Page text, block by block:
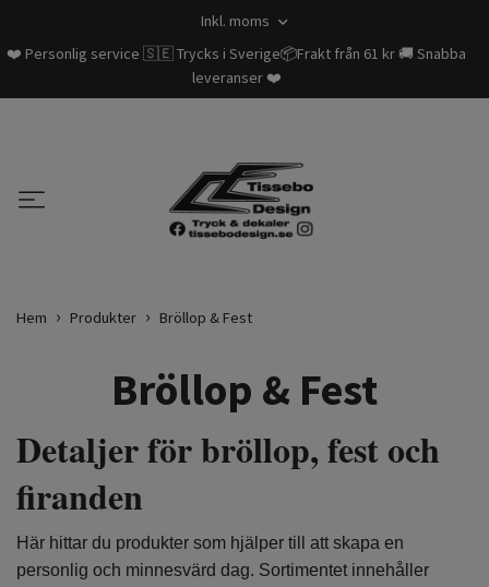
Inkl. moms
❤️ Personlig service 🇸🇪 Trycks i Sverige📦Frakt från 61 kr 🚚 Snabba
leveranser ❤️
Hem Produkter Bröllop & Fest
Bröllop & Fest
Detaljer för bröllop, fest och
firanden
Här hittar du produkter som hjälper till att skapa en
personlig och minnesvärd dag. Sortimentet innehåller